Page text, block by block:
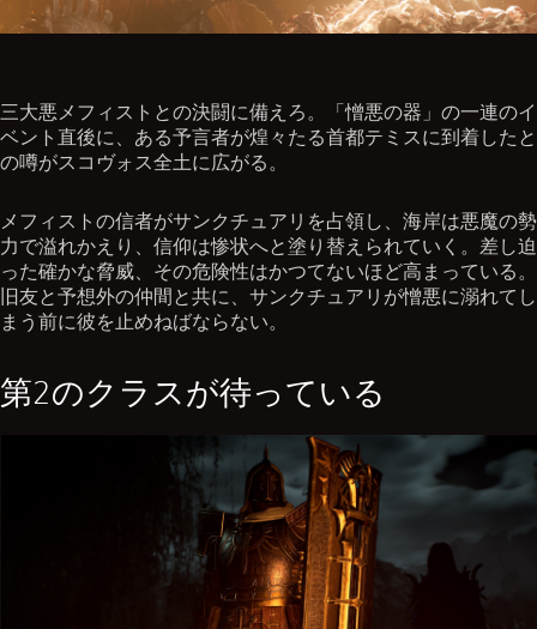
三大悪メフィストとの決闘に備えろ。「憎悪の器」の一連のイ
ベント直後に、ある予言者が煌々たる首都テミスに到着したと
の噂がスコヴォス全土に広がる。
メフィストの信者がサンクチュアリを占領し、海岸は悪魔の勢
力で溢れかえり、信仰は惨状へと塗り替えられていく。差し迫
った確かな脅威、その危険性はかつてないほど高まっている。
旧友と予想外の仲間と共に、サンクチュアリが憎悪に溺れてし
まう前に彼を止めねばならない。
第2のクラスが待っている